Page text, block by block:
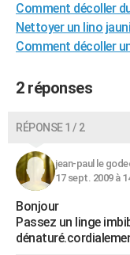
GUIDES D'ACHAT
BONS PLANS
COPAINS D'AVANT
S'inscrire
Se connecter
Lycées
Collèges
Primaires
Universités
Entreprises
Service militaire
Avis de recherche
AVIS DE DÉCÈS
FORUM
Comment décoller
Nettoyer un lino jauni
Comment décoller
2 réponses
RÉPONSE 1 / 2
jean-paul le
17 sept. 2009 à
Bonjour
Passez un linge